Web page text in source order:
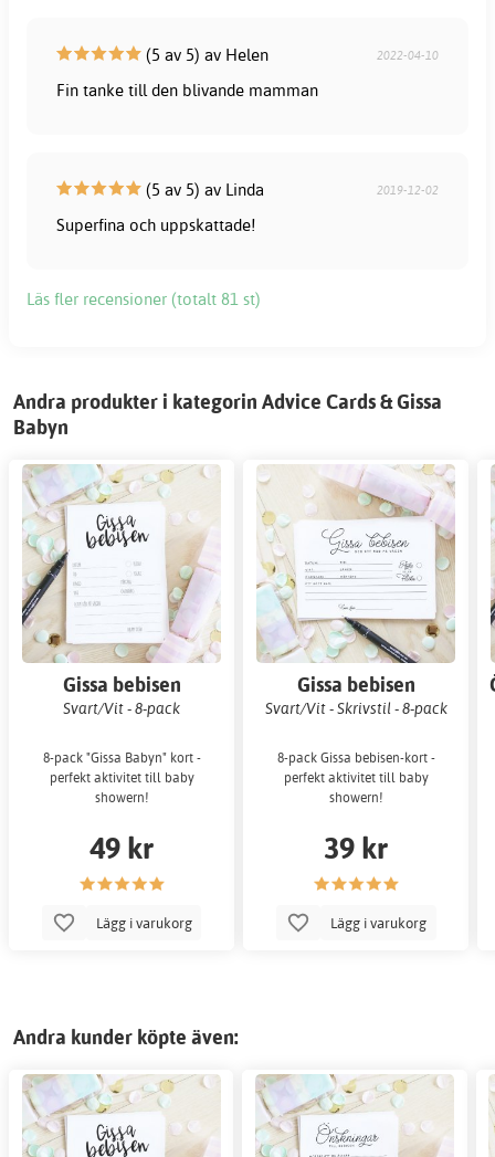
(5 av 5) av Helen 2022-04-10
Fin tanke till den blivande mamman
(5 av 5) av Linda 2019-12-02
Superfina och uppskattade!
Läs fler recensioner (totalt 81 st)
Andra produkter i kategorin Advice Cards & Gissa
Babyn
Gissa bebisen
Svart/Vit - 8-pack
8-pack "Gissa Babyn" kort -
perfekt aktivitet till baby
showern!
49 kr
Lägg i varukorg
Gissa bebisen
Svart/Vit - Skrivstil - 8-pack
8-pack Gissa bebisen-kort -
perfekt aktivitet till baby
showern!
39 kr
Lägg i varukorg
Andra kunder köpte även: